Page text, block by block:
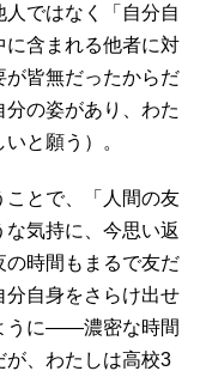
ではなく「自分自
に含まれる他者に対
が皆無だったからだ
の姿があり、わた
と願う）。
ことで、「人間の友
気持に、今思い返
の時間もまるで友だ
自身をさらけ出せ
うに――濃密な時間
が、わたしは高校3